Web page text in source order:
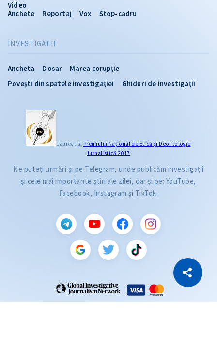
Copiază Link
INVESTIGATII
Ancheta Dosar
Marea corupție
Povești din spatele investigației
Ghiduri de investigații
Video
Anchete
Reportaj Vox Stop-cadru
Laureat al Premiului Naţional de Etică și Deontologie
Jurnalistică 2017
Ne puteți urmări și pe Telegram, unde publicăm investigații
și cele mai importante știri ale zilei, dar și pe: YouTube,
Facebook, Instagram și TikTok.